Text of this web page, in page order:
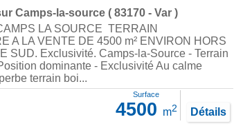
Camps-la-source( 83170 - Var )
LA SOURCE TERRAIN
A LA VENTE DE 4500 m² ENVIRON HORS
SUD. Exclusivité. Camps-la-Source - Terrain
dominante - Exclusivité Au calme
terrain boi...
Surface
4500 m2 Détails